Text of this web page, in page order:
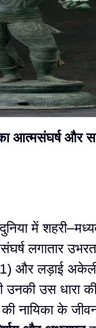
आत्मसंघर्ष और
में
लगातार
और लड़ाई अकेली
उस धारा की
नायिका के